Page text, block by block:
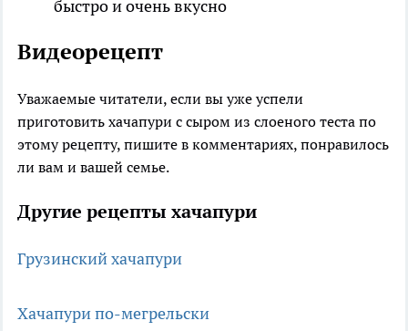
Видеорецепт
Уважаемые читатели, если вы уже успели
приготовить хачапури с сыром из слоеного теста по
этому рецепту, пишите в комментариях, понравилось
ли вам и вашей семье.
Другие рецепты хачапури
Грузинский хачапури
Хачапури по-мегрельски